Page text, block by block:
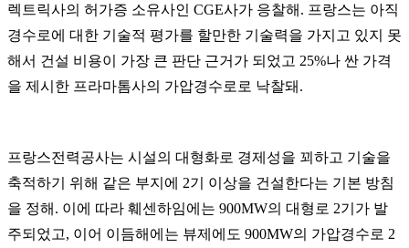
렉트릭사의 허가증 소유사인 CGE사가 응찰해. 프랑스는 아직
경수로에 대한 기술적 평가를 할만한 기술력을 가지고 있지 못
해서 건설 비용이 가장 큰 판단 근거가 되었고 25%나 싼 가격
을 제시한 프라마톰사의 가압경수로로 낙찰돼.
프랑스전력공사는 시설의 대형화로 경제성을 꾀하고 기술을
축적하기 위해 같은 부지에 2기 이상을 건설한다는 기본 방침
을 정해. 이에 따라 훼센하임에는 900MW의 대형로 2기가 발
주되었고, 이어 이듬해에는 뷰제에도 900MW의 가압경수로 2